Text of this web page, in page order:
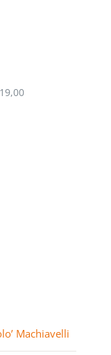
Machiavelli